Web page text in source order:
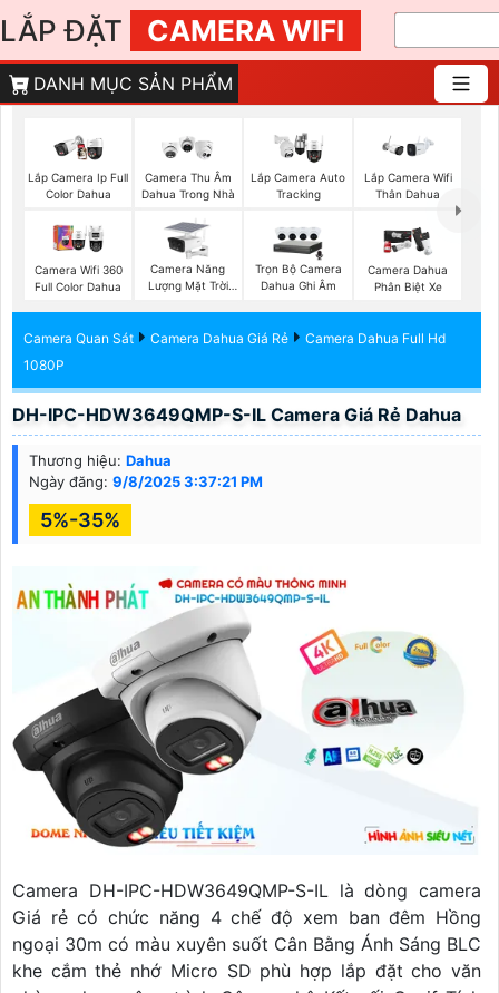
LẮP ĐẶT CAMERA WIFI
DANH MỤC SẢN PHẨM
Lắp Camera Ip Full
Color Dahua
Camera Thu Âm
Dahua Trong Nhà
Lắp Camera Auto
Tracking
Lắp Camera Wifi
Thân Dahua
Camera Wifi 360
Full Color Dahua
Camera Năng
Lượng Mặt Trời
Trọn Bộ Camera
Dahua Ghi Âm
Camera Dahua
Phân Biệt Xe
Camera Quan Sát Camera Dahua Giá Rẻ
Camera Dahua Full Hd
1080P
DH-IPC-HDW3649QMP-S-IL Camera Giá Rẻ Dahua
Thương hiệu: Dahua
Ngày đăng: 9/8/2025 3:37:21 PM
5%-35%
Camera DH-IPC-HDW3649QMP-S-IL là dòng camera
Giá rẻ có chức năng 4 chế độ xem ban đêm Hồng
ngoại 30m có màu xuyên suốt Cân Bằng Ánh Sáng BLC
khe cắm thẻ nhớ Micro SD phù hợp lắp đặt cho văn